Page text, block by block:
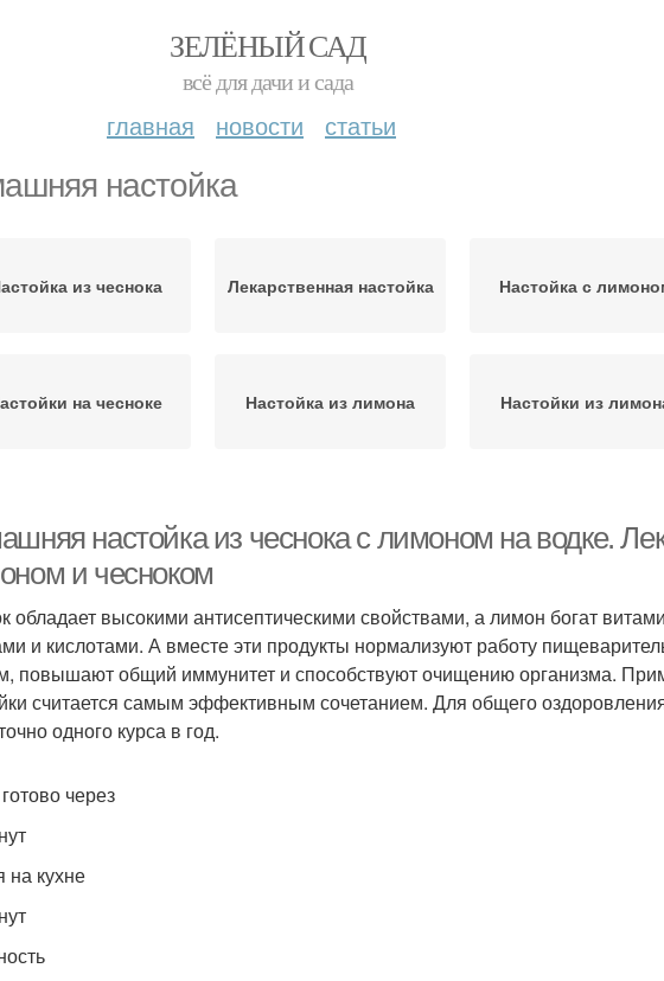
ЗЕЛЁНЫЙ САД
всё для дачи и сада
главная новости статьи
настойка
из чеснока Лекарственная настойка Настойка с
на чесноке Настойка из лимона Настойки из
настойка из чеснока с лимоном на водке.
и чесноком
обладает высокими антисептическими свойствами, а лимон богат
и кислотами. А вместе эти продукты нормализуют работу
повышают общий иммунитет и способствуют очищению организма.
считается самым эффективным сочетанием. Для общего
одного курса в год.
через
на кухне